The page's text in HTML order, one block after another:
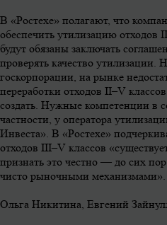
В «Ростехе» полагают, что
обеспечить утилизацию отходов
будут обязаны заключать
проверять качество утилизации.
госкорпорации, на рынке
переработки отходов II–V
создать. Нужные компетенции в
частности, у оператора
Инвеста». В «Ростехе»
отходов III–V классов
признать это честно — до сих
чисто рыночными механизмами».
Ольга Никитина, Евгений